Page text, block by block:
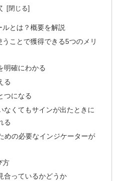
とは？概要を解説
ことで獲得できる5つのメリ
明確にわかる
る
つになる
なくてもサインが出たときに
る
めの必要なインジケーターが
方
合っているかどうか